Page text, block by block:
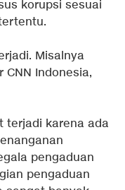
korupsi sesuai
Misalnya
Indonesia,
terjadi karena ada
pengaduan
pengaduan